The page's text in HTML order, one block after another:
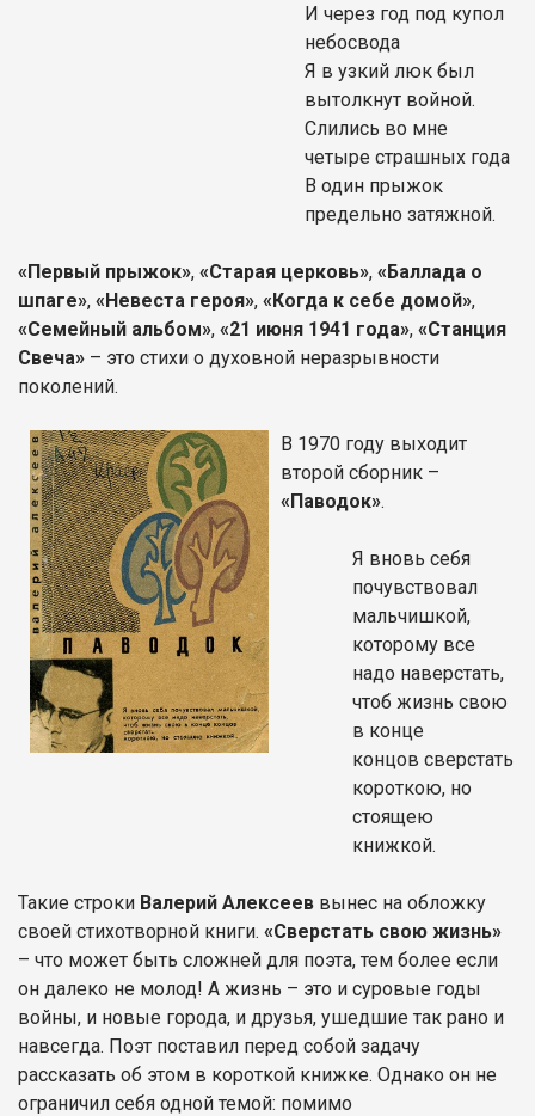
И через год под купол
небосвода
Я в узкий люк был
вытолкнут войной.
Слились во мне
четыре страшных года
В один прыжок
предельно затяжной.
«Первый прыжок», «Старая церковь», «Баллада о
шпаге», «Невеста героя», «Когда к себе домой»,
«Семейный альбом», «21 июня 1941 года», «Станция
Свеча» – это стихи о духовной неразрывности
поколений.
В 1970 году выходит
второй сборник –
«Паводок».
Я вновь себя
почувствовал
мальчишкой,
которому все
надо наверстать,
чтоб жизнь свою
в конце
концов сверстать
короткою, но
стоящею
книжкой.
Такие строки Валерий Алексеев вынес на обложку
своей стихотворной книги. «Сверстать свою жизнь»
– что может быть сложней для поэта, тем более если
он далеко не молод! А жизнь – это и суровые годы
войны, и новые города, и друзья, ушедшие так рано и
навсегда. Поэт поставил перед собой задачу
рассказать об этом в короткой книжке. Однако он не
ограничил себя одной темой: помимо